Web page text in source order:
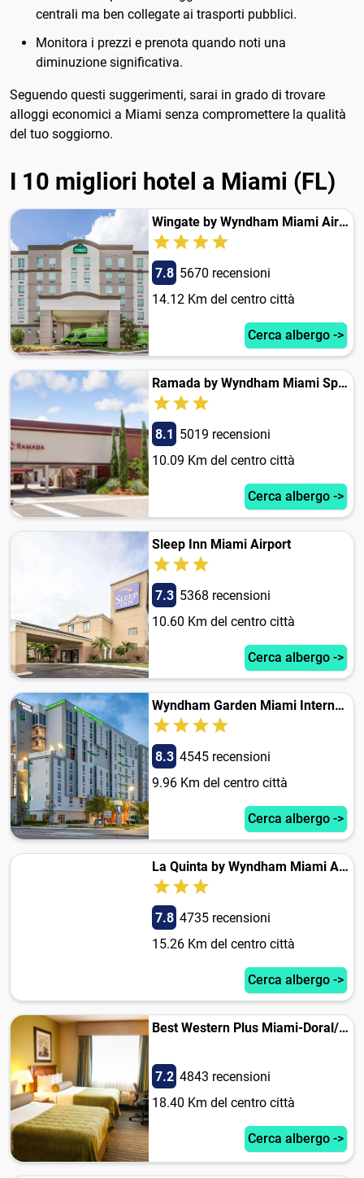
centrali ma ben collegate ai trasporti pubblici.
Monitora i prezzi e prenota quando noti una
diminuzione significativa.
Seguendo questi suggerimenti, sarai in grado di trovare
alloggi economici a Miami senza compromettere la qualità
del tuo soggiorno.
I 10 migliori hotel a Miami (FL)
Wingate by Wyndham Miami Airport
7.8 5670 recensioni
14.12 Km del centro città
Cerca albergo ->
Ramada by Wyndham Miami Springs/Miami International Airport
8.1 5019 recensioni
10.09 Km del centro città
Cerca albergo ->
Sleep Inn Miami Airport
7.3 5368 recensioni
10.60 Km del centro città
Cerca albergo ->
Wyndham Garden Miami International Airport
8.3 4545 recensioni
9.96 Km del centro città
Cerca albergo ->
La Quinta by Wyndham Miami Airport West
7.8 4735 recensioni
15.26 Km del centro città
Cerca albergo ->
Best Western Plus Miami-Doral/Dolphin Mall
7.2 4843 recensioni
18.40 Km del centro città
Cerca albergo ->